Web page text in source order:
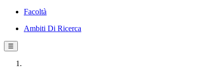
Facoltà
Ambiti Di Ricerca
☰